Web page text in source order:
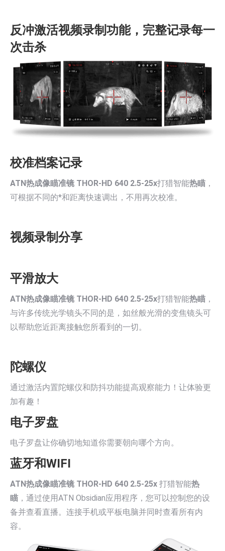
反冲激活视频录制功能，完整记录每一
次击杀
校准档案记录
ATN热成像瞄准镜 THOR-HD 640 2.5-25x打猎智能热瞄 ，
可根据不同的*和距离快速调出，不用再次校准。
视频录制分享
平滑放大
ATN热成像瞄准镜 THOR-HD 640 2.5-25x打猎智能热瞄 ，
与许多传统光学镜头不同的是，如丝般光滑的变焦镜头可
以帮助您近距离接触您所看到的一切。
陀螺仪
通过激活内置陀螺仪和防抖功能提高观察能力！让体验更
加有趣！
电子罗盘
电子罗盘让你确切地知道你需要朝向哪个方向。
蓝牙和WIFI
ATN热成像瞄准镜 THOR-HD 640 2.5-25x 打猎智能热
瞄 ，通过使用ATN Obsidian应用程序，您可以控制您的设
备并查看直播。连接手机或平板电脑并同时查看所有内
容。